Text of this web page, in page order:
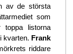
av de största
som
toppa listorna
kvarten. Frank
riddare